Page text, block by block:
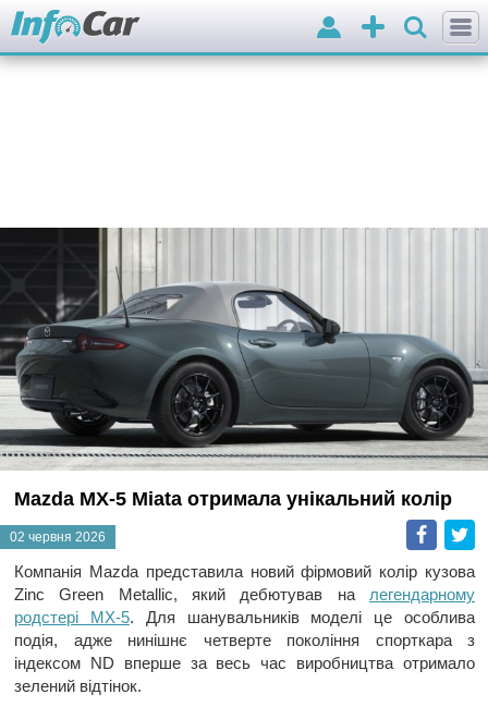
Додати
оголошення
Вхід
Mazda MX-5 Miata отримала унікальний колір
02 червня 2026
Компанія Mazda представила новий фірмовий колір кузова
Zinc Green Metallic, який дебютував на легендарному
родстері MX-5. Для шанувальників моделі це особлива
подія, адже нинішнє четверте покоління спорткара з
індексом ND вперше за весь час виробництва отримало
зелений відтінок.